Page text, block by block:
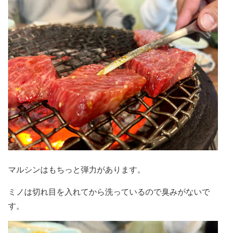
マルシンはもちっと弾力があります。
ミノは切れ目を入れてから洗っているので臭みがないで
す。